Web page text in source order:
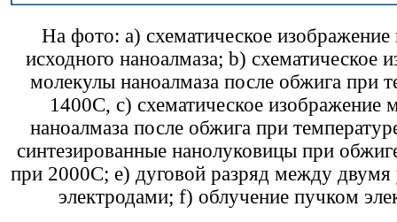
На фото: a) схематическое
исходного наноалмаза; b) схематическое
молекулы наноалмаза после обжига при
1400С, с) схематическое изображение
наноалмаза после обжига при
синтезированные нанолуковицы при
при 2000С; е) дуговой разряд между двумя
электродами; f) облучение пучком